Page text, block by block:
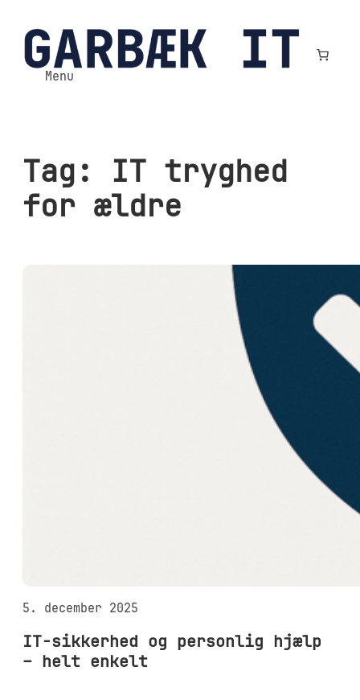
til
indhold
Menu
Tag: IT tryghed
for ældre
5. december 2025
IT-sikkerhed og personlig hjælp
– helt enkelt